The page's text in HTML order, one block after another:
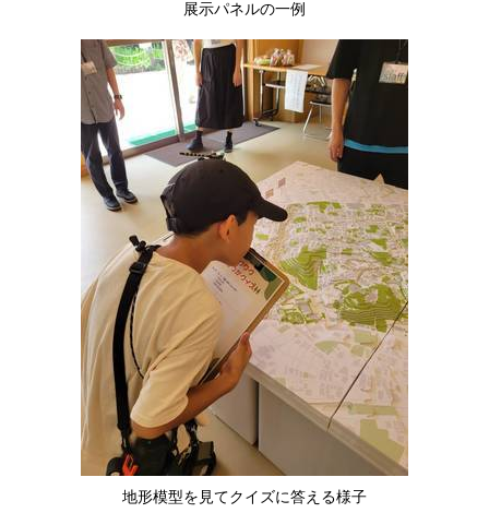
展示パネルの一例
地形模型を見てクイズに答える様子